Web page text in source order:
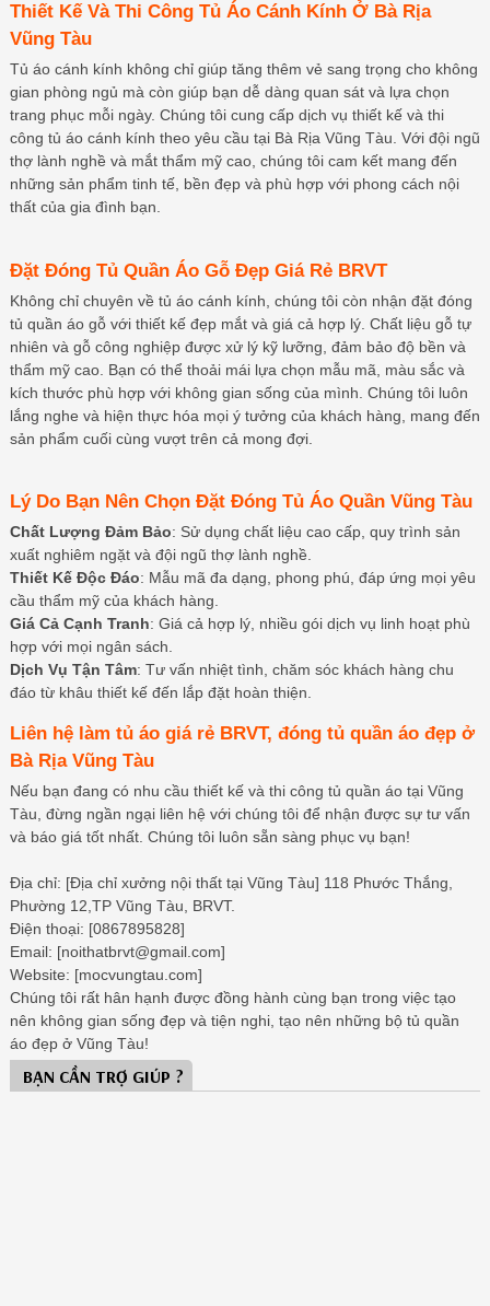
Thiết Kế Và Thi Công Tủ Áo Cánh Kính Ở Bà Rịa
Vũng Tàu
Tủ áo cánh kính không chỉ giúp tăng thêm vẻ sang trọng cho không
gian phòng ngủ mà còn giúp bạn dễ dàng quan sát và lựa chọn
trang phục mỗi ngày. Chúng tôi cung cấp dịch vụ thiết kế và thi
công tủ áo cánh kính theo yêu cầu tại Bà Rịa Vũng Tàu. Với đội ngũ
thợ lành nghề và mắt thẩm mỹ cao, chúng tôi cam kết mang đến
những sản phẩm tinh tế, bền đẹp và phù hợp với phong cách nội
thất của gia đình bạn.
Đặt Đóng Tủ Quần Áo Gỗ Đẹp Giá Rẻ BRVT
Không chỉ chuyên về tủ áo cánh kính, chúng tôi còn nhận đặt đóng
tủ quần áo gỗ với thiết kế đẹp mắt và giá cả hợp lý. Chất liệu gỗ tự
nhiên và gỗ công nghiệp được xử lý kỹ lưỡng, đảm bảo độ bền và
thẩm mỹ cao. Bạn có thể thoải mái lựa chọn mẫu mã, màu sắc và
kích thước phù hợp với không gian sống của mình. Chúng tôi luôn
lắng nghe và hiện thực hóa mọi ý tưởng của khách hàng, mang đến
sản phẩm cuối cùng vượt trên cả mong đợi.
Lý Do Bạn Nên Chọn Đặt Đóng Tủ Áo Quần Vũng Tàu
Chất Lượng Đảm Bảo: Sử dụng chất liệu cao cấp, quy trình sản
xuất nghiêm ngặt và đội ngũ thợ lành nghề.
Thiết Kế Độc Đáo: Mẫu mã đa dạng, phong phú, đáp ứng mọi yêu
cầu thẩm mỹ của khách hàng.
Giá Cả Cạnh Tranh: Giá cả hợp lý, nhiều gói dịch vụ linh hoạt phù
hợp với mọi ngân sách.
Dịch Vụ Tận Tâm: Tư vấn nhiệt tình, chăm sóc khách hàng chu
đáo từ khâu thiết kế đến lắp đặt hoàn thiện.
Liên hệ làm tủ áo giá rẻ BRVT, đóng tủ quần áo đẹp ở
Bà Rịa Vũng Tàu
Nếu bạn đang có nhu cầu thiết kế và thi công tủ quần áo tại Vũng
Tàu, đừng ngần ngại liên hệ với chúng tôi để nhận được sự tư vấn
và báo giá tốt nhất. Chúng tôi luôn sẵn sàng phục vụ bạn!
Địa chỉ: [Địa chỉ xưởng nội thất tại Vũng Tàu] 118 Phước Thắng,
Phường 12,TP Vũng Tàu, BRVT.
Điện thoại: [0867895828]
Email: [noithatbrvt@gmail.com]
Website: [mocvungtau.com]
Chúng tôi rất hân hạnh được đồng hành cùng bạn trong việc tạo
nên không gian sống đẹp và tiện nghi, tạo nên những bộ tủ quần
áo đẹp ở Vũng Tàu!
BẠN CẦN TRỢ GIÚP ?